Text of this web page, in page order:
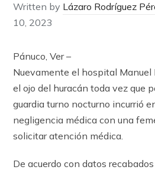
Written by Lázaro Rodríguez
10, 2023
Pánuco, Ver –
Nuevamente el hospital Manuel
el ojo del huracán toda vez que
guardia turno nocturno incurrió
negligencia médica con una
solicitar atención médica.
De acuerdo con datos